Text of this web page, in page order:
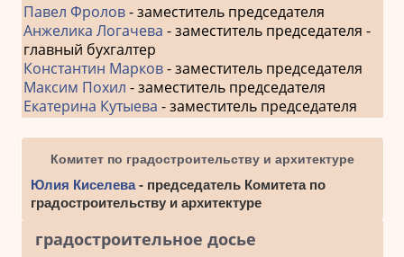
Павел Фролов- заместитель председателя
Анжелика Логачева - заместитель председателя -
главный бухгалтер
Константин Марков- заместитель председателя
Максим Похил - заместитель председателя
Екатерина Кутыева - заместитель председателя
Комитет по градостроительству и архитектуре
Юлия Киселева- председатель Комитета по
градостроительству и архитектуре
градостроительное досье